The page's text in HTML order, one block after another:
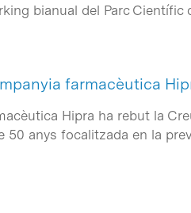
bianual del Parc
farmacèutica
Hipra ha rebut la
50 anys focalitzada en la